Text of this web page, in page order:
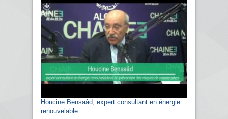
Houcine Bensaâd, expert consultant en énergie
renouvelable
Sami Agli, président de la Confédération
algérienne du patronat citoyen CAPC